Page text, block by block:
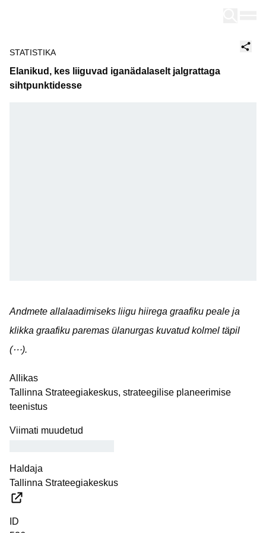
STATISTIKA
Elanikud, kes liiguvad iganädalaselt jalgrattaga
sihtpunktidesse
Andmete allalaadimiseks liigu hiirega graafiku peale ja
klikka graafiku paremas ülanurgas kuvatud kolmel täpil
(⋯).
Allikas
Tallinna Strateegiakeskus, strateegilise planeerimise
teenistus
Viimati muudetud
Haldaja
Tallinna Strateegiakeskus
ID